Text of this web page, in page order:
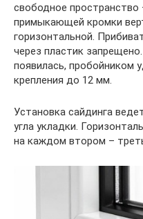
свободное
примыкающей кромки
горизонтальной.
через пластик
появилась, пробойником
крепления до 12 мм.
Установка сайдинга
угла укладки.
на каждом втором –